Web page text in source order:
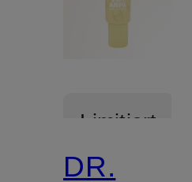
Limitiert
DR.